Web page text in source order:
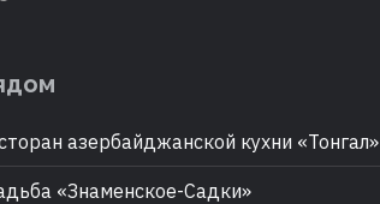
азербайджанской кухни «Тонгал»
«Знаменское-Садки»